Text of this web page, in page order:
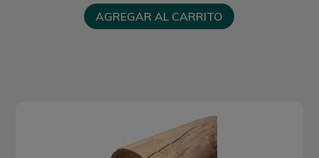
AGREGAR AL CARRITO